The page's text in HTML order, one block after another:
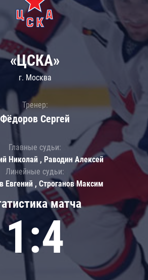
матча
1:4
«ЦСКА»
г. Москва
Тренер:
Фёдоров Сергей
Главные судьи:
Николай , Раводин Алексей
Линейные судьи:
Евгений , Строганов Максим